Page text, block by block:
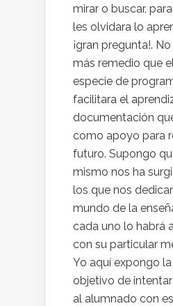
mirar o buscar,
les olvidara lo
¡gran pregunta!.
más remedio que
especie de
facilitara el
documentación
como apoyo para
futuro. Supongo
mismo nos ha
los que nos
mundo de la
cada uno lo habrá
con su particular
Yo aquí expongo
objetivo de
al alumnado con